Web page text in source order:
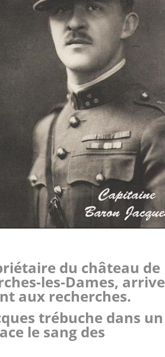
du château de
les-Dames, arrive
aux recherches.
trébuche dans un
le sang des